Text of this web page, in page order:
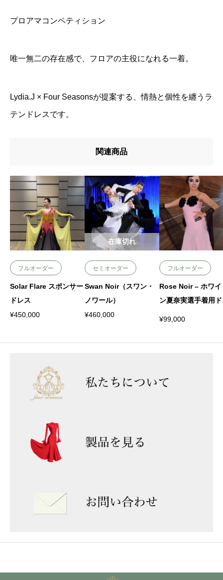
プロアマコンペティション
唯一無二の存在感で、フロアの主役になれる一着。
Lydia.J × Four Seasonsが提案する、情熱と個性を纏うラ
テンドレスです。
関連商品
フルオーダー
Solar Flare スポンサー
ドレス
¥450,000
Add to cart
セミオーダー
Swan Noir（スワン・
ノワール）
¥460,000
在庫切れ
フルオーダー
Rose Noir – ホワイ
ン夏奈実選手着用
¥99,000